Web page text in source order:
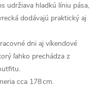
udržiava hladkú líniu pása,
dodávajú praktický aj
dni aj víkendové
ľahko prechádza z
cca 178 cm.